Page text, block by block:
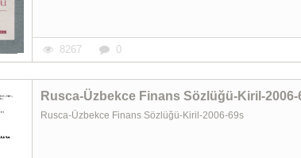
8267 0
Rusca-Üzbekce Finans Sözlüğü-Kiril-2006-
Rusca-Üzbekce Finans Sözlüğü-Kiril-2006-69s